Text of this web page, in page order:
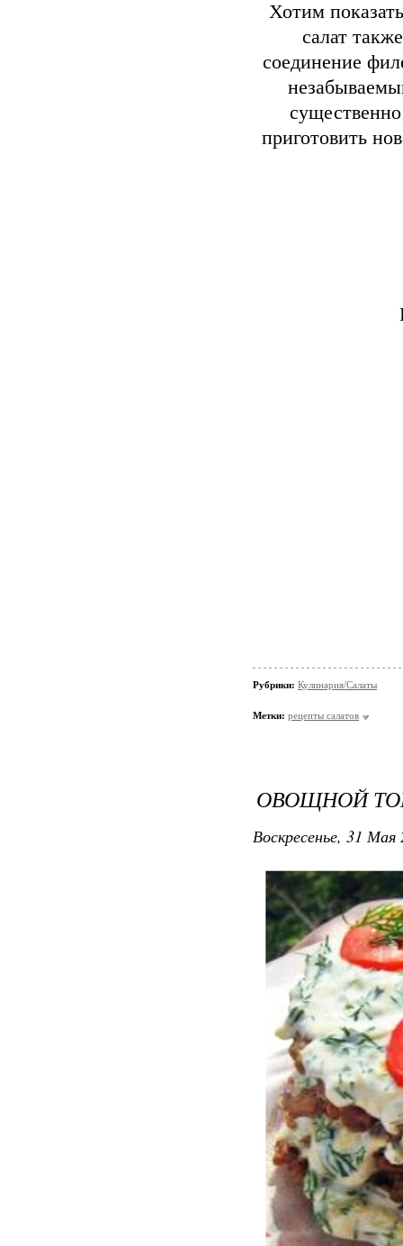
Хотим
салат
соединение
приготовить
Рубрики: Кулинария/Салаты
Метки: рецепты салатов
ОВОЩНОЙ
Воскресенье, 31